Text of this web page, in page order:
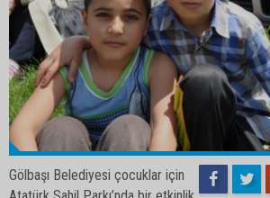
Gölbaşı Belediyesi çocuklar için
Atatürk Sahil Parkı’nda bir etkinlik